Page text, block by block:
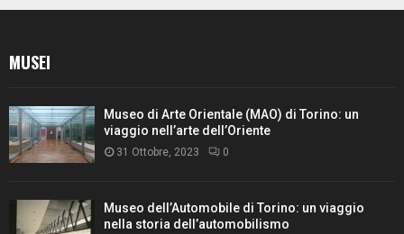
MUSEI
Museo di Arte Orientale (MAO) di Torino: un
viaggio nell’arte dell’Oriente
31 Ottobre, 2023 0
Museo dell’Automobile di Torino: un viaggio
nella storia dell’automobilismo